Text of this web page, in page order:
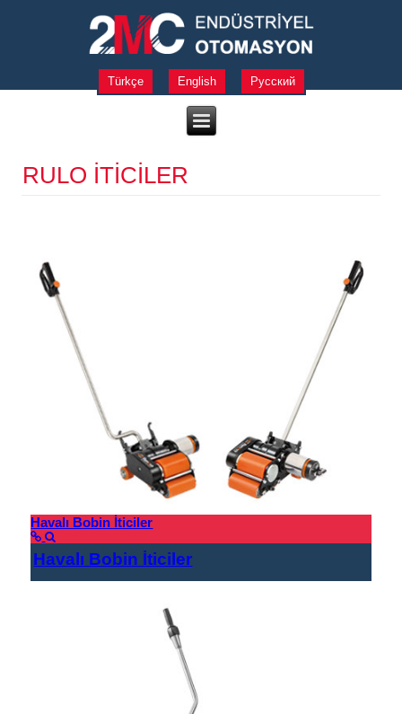
Türkçe English Русский
RULO İTİCİLER
Havalı Bobin İticiler
Havalı Bobin İticiler